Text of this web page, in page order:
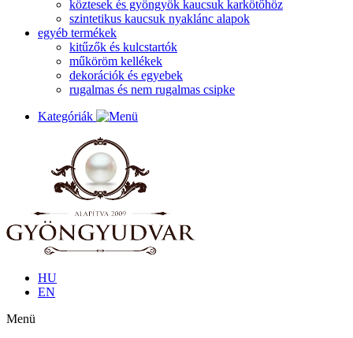
köztesek és gyöngyök kaucsuk karkötőhöz
szintetikus kaucsuk nyaklánc alapok
egyéb termékek
kitűzők és kulcstartók
műköröm kellékek
dekorációk és egyebek
rugalmas és nem rugalmas csipke
Kategóriák
HU
EN
Menü